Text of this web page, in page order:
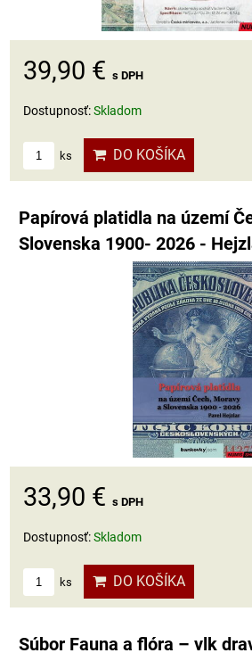
39,90 € s DPH
Dostupnosť:Skladom
ks DO KOŠÍKA
Papírová platidla na území
Slovenska 1900- 2026 -
33,90 € s DPH
Dostupnosť:Skladom
ks DO KOŠÍKA
Súbor Fauna a flóra – vlk